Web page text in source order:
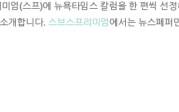
엄(스프)에 뉴욕타임스 칼럼을 한 편씩 선
개합니다. 스브스프리미엄 에서는 뉴스페퍼